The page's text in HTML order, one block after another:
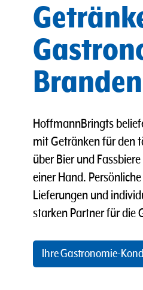
HoffmannBringts
mit Getränken für den
über Bier und
einer Hand.
Lieferungen und
starken Partner für die
Ihre Gastronomie-